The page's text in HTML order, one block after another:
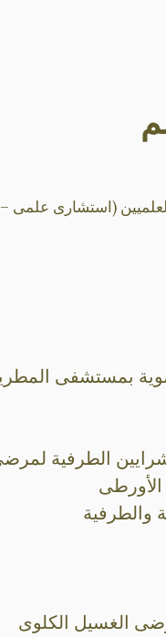
(استشارى
بمستشفى
الطرفية
والطرفية
الغسيل الكلوى